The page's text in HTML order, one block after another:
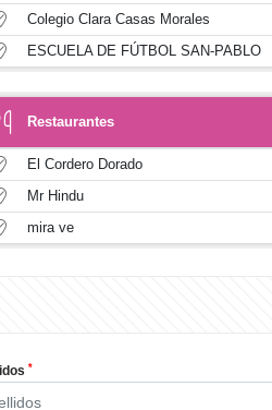
Colegio Clara Casas Morales
ESCUELA DE FÚTBOL SAN-PABLO
Restaurantes
El Cordero Dorado
Mr Hindu
mira ve
*